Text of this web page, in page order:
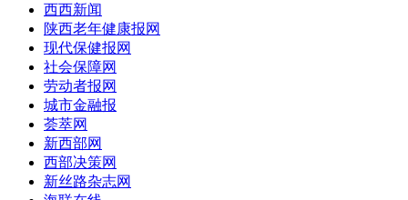
西西新闻
陕西老年健康报网
现代保健报网
社会保障网
劳动者报网
城市金融报
荟萃网
新西部网
西部决策网
新丝路杂志网